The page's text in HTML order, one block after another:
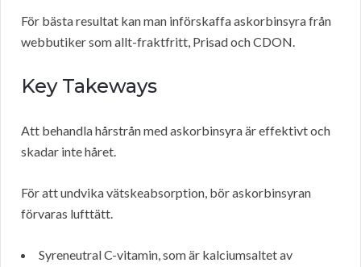
För bästa resultat kan man införskaffa askorbinsyra från
webbutiker som allt-fraktfritt, Prisad och CDON.
Key Takeways
Att behandla hårstrån med askorbinsyra är effektivt och
skadar inte håret.
För att undvika vätskeabsorption, bör askorbinsyran
förvaras lufttätt.
Syreneutral C-vitamin, som är kalciumsaltet av